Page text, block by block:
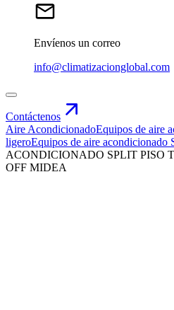
Envíenos un correo
info@climatizacionglobal.com
Contáctenos
Aire AcondicionadoEquipos de aire
ligeroEquipos de aire acondicionado
ACONDICIONADO SPLIT PISO
OFF MIDEA